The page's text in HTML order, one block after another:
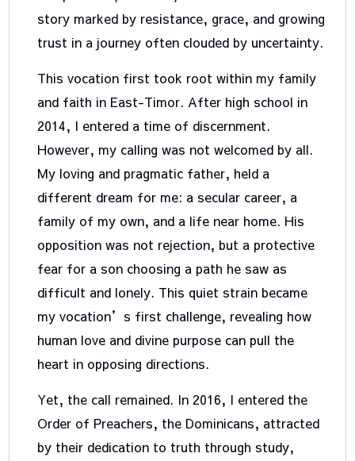
story marked by resistance, grace, and growing
trust in a journey often clouded by uncertainty.
This vocation first took root within my family
and faith in East-Timor. After high school in
2014, I entered a time of discernment.
However, my calling was not welcomed by all.
My loving and pragmatic father, held a
different dream for me: a secular career, a
family of my own, and a life near home. His
opposition was not rejection, but a protective
fear for a son choosing a path he saw as
difficult and lonely. This quiet strain became
my vocation’s first challenge, revealing how
human love and divine purpose can pull the
heart in opposing directions.
Yet, the call remained. In 2016, I entered the
Order of Preachers, the Dominicans, attracted
by their dedication to truth through study,